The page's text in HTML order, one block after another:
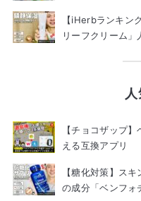
【iHerbランキン
リーフクリーム
【チョコザップ
える互換アプリ
【糖化対策】ス
の成分「ベンフォ